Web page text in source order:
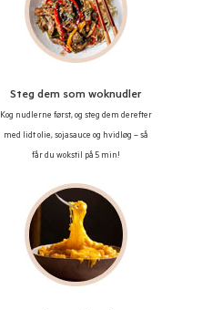
Steg dem som woknudler
Kog nudlerne først, og steg dem derefter
med lidt olie, sojasauce og hvidløg – så
får du wokstil på 5 min!